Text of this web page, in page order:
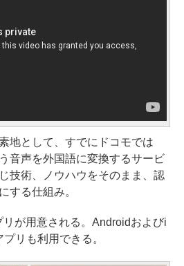
地として、すでにドコモでは
音声を外国語に変換するサービ
技術、ノウハウをそのまま、認
する仕組み。
が用意される。Androidおよびi
リも利用できる。